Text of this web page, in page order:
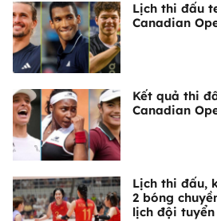
Lịch thi đấu
Canadian
Kết quả thi
Canadian
Lịch thi đấu,
2 bóng
lịch đội